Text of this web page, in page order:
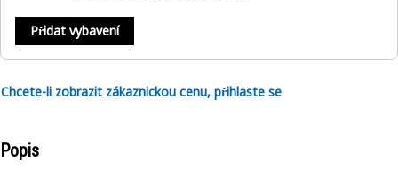
Přidat vybavení
Chcete-li zobrazit zákaznickou cenu, přihlaste se
Popis